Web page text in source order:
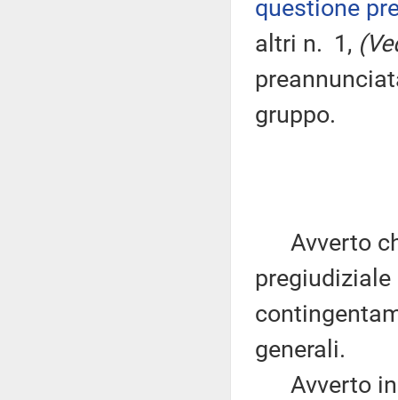
questione
altri n. 1,
gruppo.
Avverto
generali.
Avverto